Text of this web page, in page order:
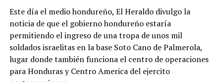
Este día el medio hondureño, El Heraldo divulgo la
noticia de que el gobierno hondureño estaría
permitiendo el ingreso de una tropa de unos mil
soldados israelitas en la base Soto Cano de Palmerola,
lugar donde también funciona el centro de operaciones
para Honduras y Centro America del ejercito